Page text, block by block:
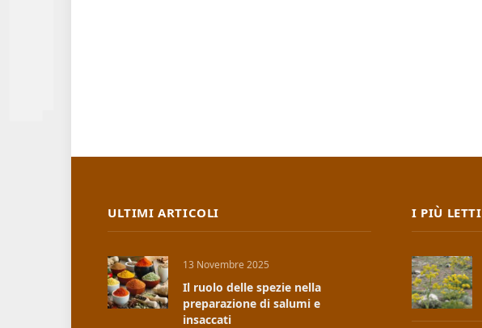
ULTIMI ARTICOLI
13 Novembre 2025
Il ruolo delle spezie nella
preparazione di salumi e
insaccati
I PIÙ LETTI